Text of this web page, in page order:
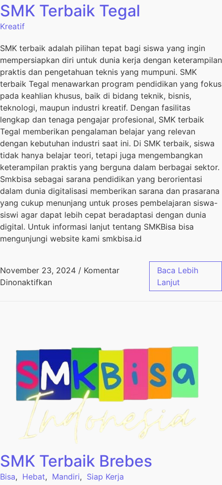
SMK Terbaik Tegal
Kreatif
SMK terbaik adalah pilihan tepat bagi siswa yang ingin
mempersiapkan diri untuk dunia kerja dengan keterampilan
praktis dan pengetahuan teknis yang mumpuni. SMK
terbaik Tegal menawarkan program pendidikan yang fokus
pada keahlian khusus, baik di bidang teknik, bisnis,
teknologi, maupun industri kreatif. Dengan fasilitas
lengkap dan tenaga pengajar profesional, SMK terbaik
Tegal memberikan pengalaman belajar yang relevan
dengan kebutuhan industri saat ini. Di SMK terbaik, siswa
tidak hanya belajar teori, tetapi juga mengembangkan
keterampilan praktis yang berguna dalam berbagai sektor.
Smkbisa sebagai sarana pendidikan yang berorientasi
dalam dunia digitalisasi memberikan sarana dan prasarana
yang cukup menunjang untuk proses pembelajaran siswa-
siswi agar dapat lebih cepat beradaptasi dengan dunia
digital. Untuk informasi lanjut tentang SMKBisa bisa
mengunjungi website kami smkbisa.id
November 23, 2024 / Komentar
Dinonaktifkan
Baca Lebih
Lanjut
SMK Terbaik Brebes
Bisa, Hebat, Mandiri, Siap Kerja